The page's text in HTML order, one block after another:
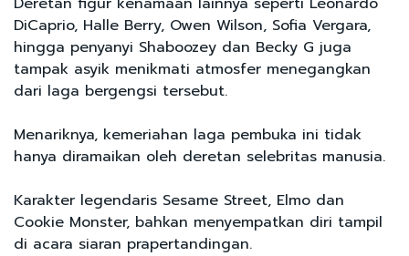
DiCaprio, Halle Berry, Owen Wilson, Sofia Vergara,
hingga penyanyi Shaboozey dan Becky G juga
tampak asyik menikmati atmosfer menegangkan
dari laga bergengsi tersebut.
Menariknya, kemeriahan laga pembuka ini tidak
hanya diramaikan oleh deretan selebritas manusia.
Karakter legendaris Sesame Street, Elmo dan
Cookie Monster, bahkan menyempatkan diri tampil
di acara siaran prapertandingan.